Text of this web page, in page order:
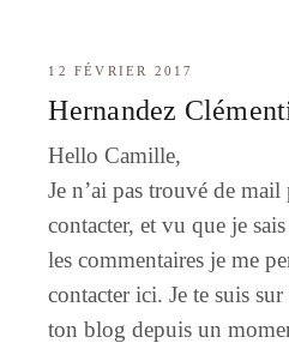
12 FÉVRIER 2017
Hernandez
Hello Camille,
Je n’ai pas trouvé de
contacter, et vu que je
les commentaires je me
contacter ici. Je te suis
ton blog depuis un